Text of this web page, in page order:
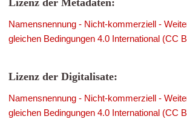
Lizenz der Metadaten:
Namensnennung - Nicht-kommerziell -
gleichen Bedingungen 4.0 International (CC
Lizenz der Digitalisate:
Namensnennung - Nicht-kommerziell -
gleichen Bedingungen 4.0 International (CC